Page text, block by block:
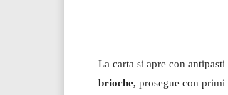
La carta si apre con
brioche, prosegue con